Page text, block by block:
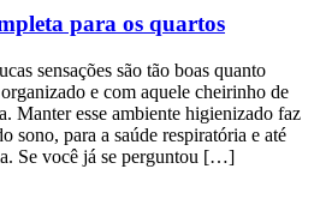
para os quartos
sensações são tão boas quanto
e com aquele cheirinho de
Manter esse ambiente higienizado faz
sono, para a saúde respiratória e até
Se você já se perguntou […]